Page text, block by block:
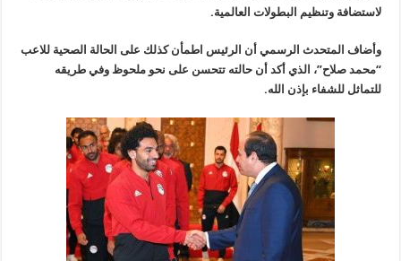
لاستضافة وتنظيم البطولات العالمية.
وأضاف المتحدث الرسمي أن الرئيس اطمأن كذلك على الحالة الصحية للاعب
“محمد صلاح”، الذي أكد أن حالته تتحسن على نحو ملحوظ وفي طريقه
للتماثل للشفاء بإذن الله.